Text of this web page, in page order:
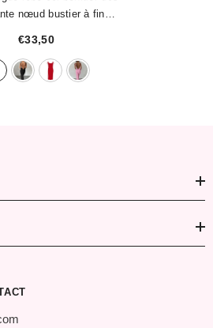
nœud bustier à fines
de soirée
€33,50